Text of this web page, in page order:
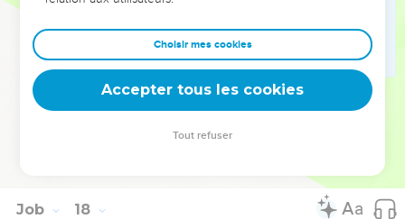
peut l’apercevoir ?
Elle descendra vers les barreaux du séjour des morts,
Quand nous irons ensemble reposer dans la poussière.
© Société biblique française – Bibli’O, 1978, avec autorisation. Pour vous procurer
Job 18
Choisir mes cookies
Accepter tous les cookies
Tout refuser